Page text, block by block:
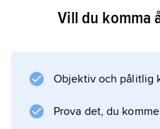
DNA
RNA
Vill du komma
Objektiv och pålitlig
Prova det, du